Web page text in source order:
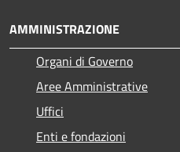
AMMINISTRAZIONE
Organi di Governo
Aree Amministrative
Uffici
Enti e fondazioni